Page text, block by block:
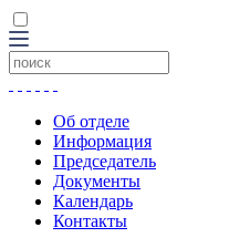
Об отделе
Информация
Председатель
Документы
Календарь
Контакты